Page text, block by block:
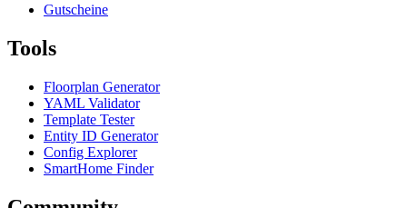
Gutscheine
Tools
Floorplan Generator
YAML Validator
Template Tester
Entity ID Generator
Config Explorer
SmartHome Finder